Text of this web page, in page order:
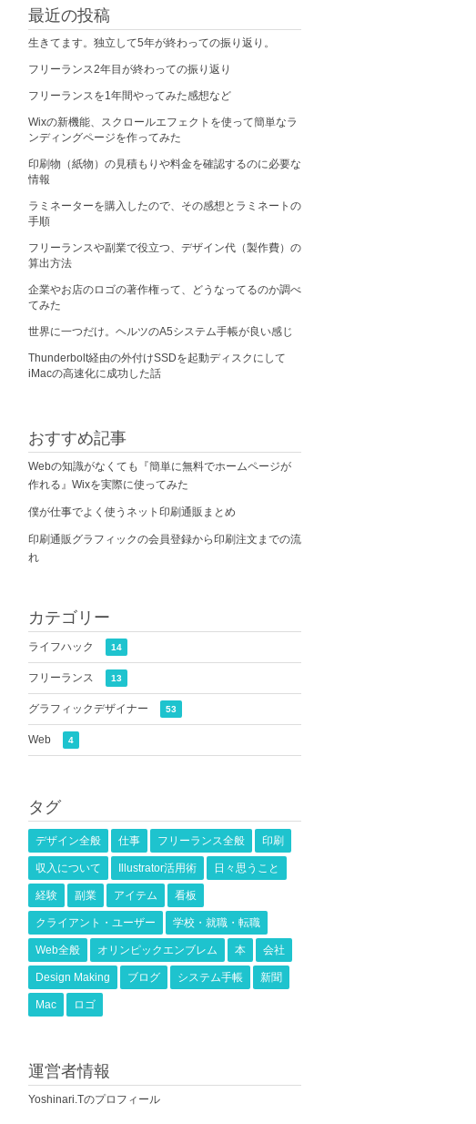
最近の投稿
生きてます。独立して5年が終わっての振り返り。
フリーランス2年目が終わっての振り返り
フリーランスを1年間やってみた感想など
Wixの新機能、スクロールエフェクトを使って簡単なラ
ンディングページを作ってみた
印刷物（紙物）の見積もりや料金を確認するのに必要な
情報
ラミネーターを購入したので、その感想とラミネートの
手順
フリーランスや副業で役立つ、デザイン代（製作費）の
算出方法
企業やお店のロゴの著作権って、どうなってるのか調べ
てみた
世界に一つだけ。ヘルツのA5システム手帳が良い感じ
Thunderbolt経由の外付けSSDを起動ディスクにして
iMacの高速化に成功した話
おすすめ記事
Webの知識がなくても『簡単に無料でホームページが
作れる』Wixを実際に使ってみた
僕が仕事でよく使うネット印刷通販まとめ
印刷通販グラフィックの会員登録から印刷注文までの流
れ
カテゴリー
ライフハック 14
フリーランス 13
グラフィックデザイナー 53
Web 4
タグ
デザイン全般 仕事 フリーランス全般 印刷
収入について Illustrator活用術 日々思うこと
経験 副業 アイテム 看板
クライアント・ユーザー 学校・就職・転職
Web全般 オリンピックエンブレム 本 会社
Design Making ブログ システム手帳 新聞
Mac ロゴ
運営者情報
Yoshinari.Tのプロフィール